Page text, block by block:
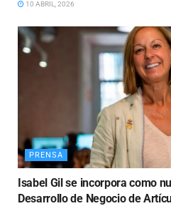
10 ABRIL, 2026
PRENSA
Isabel Gil se incorpora como
Desarrollo de Negocio de